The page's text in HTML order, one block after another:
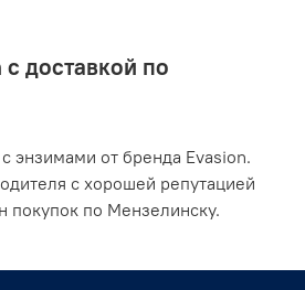
доставкой по
энзимами от бренда Evasion.
с хорошей репутацией
покупок по Мензелинску.